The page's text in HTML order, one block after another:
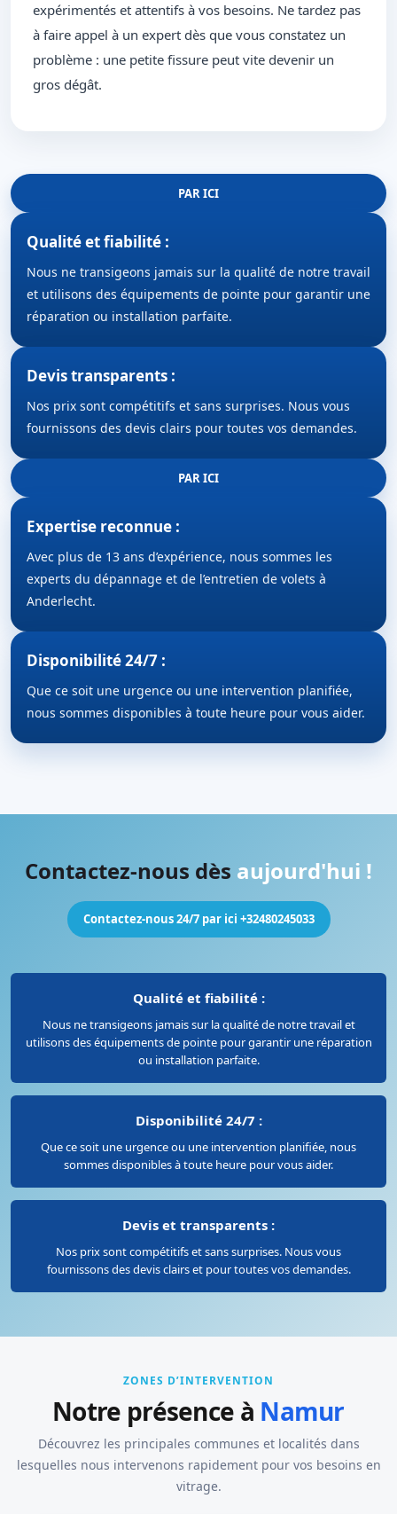
expérimentés et attentifs à vos besoins. Ne tardez pas
à faire appel à un expert dès que vous constatez un
problème : une petite fissure peut vite devenir un
gros dégât.
PAR ICI
Qualité et fiabilité :
Nous ne transigeons jamais sur la qualité de notre travail
et utilisons des équipements de pointe pour garantir une
réparation ou installation parfaite.
Devis transparents :
Nos prix sont compétitifs et sans surprises. Nous vous
fournissons des devis clairs pour toutes vos demandes.
PAR ICI
Expertise reconnue :
Avec plus de 13 ans d’expérience, nous sommes les
experts du dépannage et de l’entretien de volets à
Anderlecht.
Disponibilité 24/7 :
Que ce soit une urgence ou une intervention planifiée,
nous sommes disponibles à toute heure pour vous aider.
Contactez-nous dès aujourd'hui !
Contactez-nous 24/7 par ici +32480245033
Qualité et fiabilité :
Nous ne transigeons jamais sur la qualité de notre travail et
utilisons des équipements de pointe pour garantir une réparation
ou installation parfaite.
Disponibilité 24/7 :
Que ce soit une urgence ou une intervention planifiée, nous
sommes disponibles à toute heure pour vous aider.
Devis et transparents :
Nos prix sont compétitifs et sans surprises. Nous vous
fournissons des devis clairs et pour toutes vos demandes.
ZONES D’INTERVENTION
Notre présence à Namur
Découvrez les principales communes et localités dans
lesquelles nous intervenons rapidement pour vos besoins en
vitrage.